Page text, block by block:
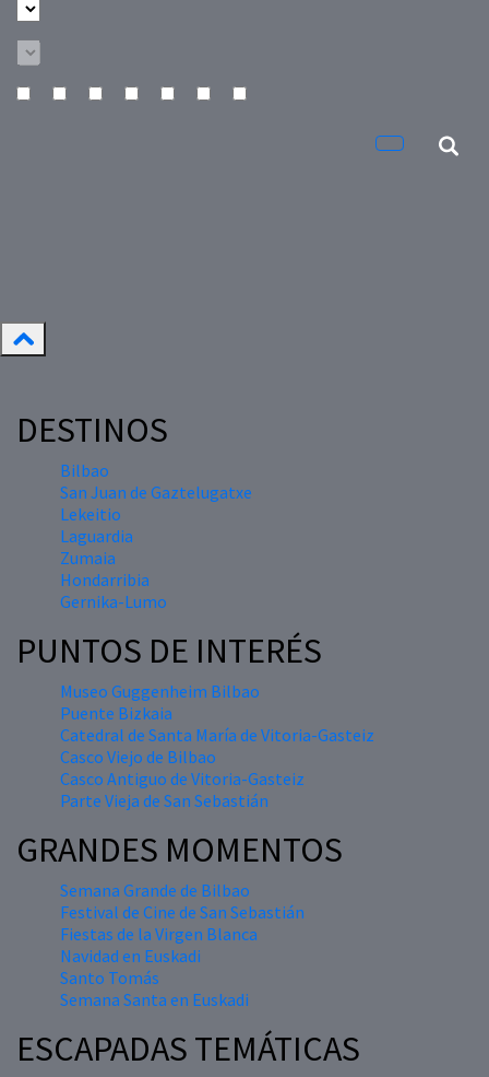
DESTINOS
Bilbao
San Juan de Gaztelugatxe
Lekeitio
Laguardia
Zumaia
Hondarribia
Gernika-Lumo
PUNTOS DE INTERÉS
Museo Guggenheim Bilbao
Puente Bizkaia
Catedral de Santa María de Vitoria-Gasteiz
Casco Viejo de Bilbao
Casco Antiguo de Vitoria-Gasteiz
Parte Vieja de San Sebastián
GRANDES MOMENTOS
Semana Grande de Bilbao
Festival de Cine de San Sebastián
Fiestas de la Virgen Blanca
Navidad en Euskadi
Santo Tomás
Semana Santa en Euskadi
ESCAPADAS TEMÁTICAS